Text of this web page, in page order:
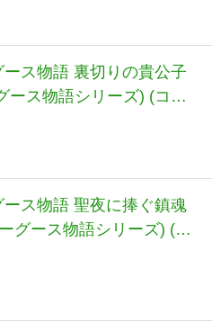
ス物語 裏切りの貴公子
ース物語シリーズ) (コバ
ス物語 聖夜に捧ぐ鎮魂
グース物語シリーズ) (コ